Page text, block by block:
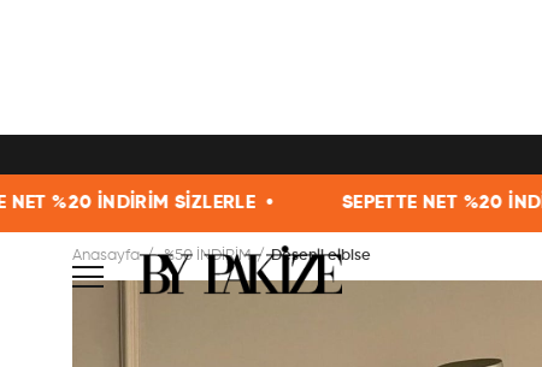
• SEPETTE NET %20 İNDİRİM SİZLERLE •
Anasayfa %50 İNDİRİM Desenli elbise